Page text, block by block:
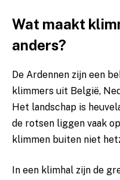
Wat maakt
anders?
De Ardennen zijn een
klimmers uit België,
Het landschap is
de rotsen liggen vaak
klimmen buiten niet
In een klimhal zijn de